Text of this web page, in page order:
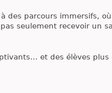
des parcours immersifs,
seulement recevoir un
et des élèves plus